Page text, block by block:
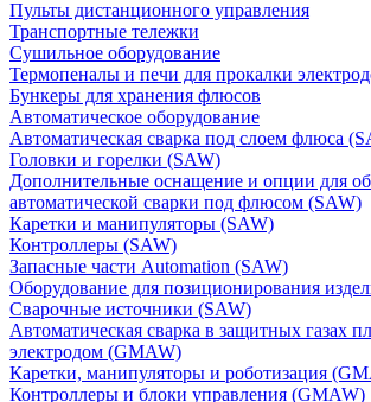
Пульты дистанционного управления
Транспортные тележки
Сушильное оборудование
Термопеналы и печи для прокалки
Бункеры для хранения флюсов
Автоматическое оборудование
Автоматическая сварка под слоем флюса
Головки и горелки (SAW)
Дополнительные оснащение и опции для
автоматической сварки под флюсом (SAW)
Каретки и манипуляторы (SAW)
Контроллеры (SAW)
Запасные части Automation (SAW)
Оборудование для позиционирования
Сварочные источники (SAW)
Автоматическая сварка в защитных газах
электродом (GMAW)
Каретки, манипуляторы и роботизация
Контроллеры и блоки управления (GMAW)